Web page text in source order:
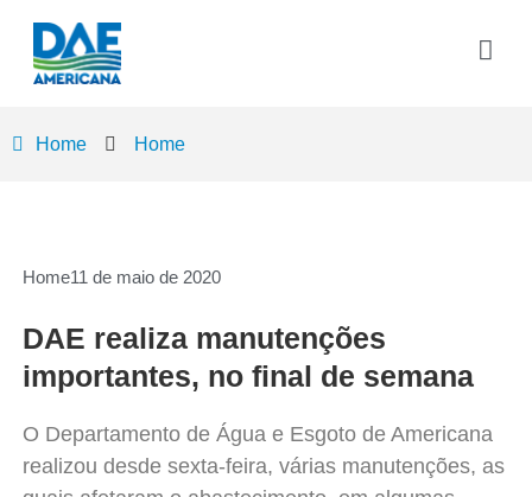
Home Home
Home11 de maio de 2020
DAE realiza manutenções
importantes, no final de semana
O Departamento de Água e Esgoto de Americana
realizou desde sexta-feira, várias manutenções, as